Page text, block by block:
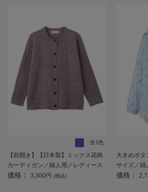
全1色
【前開き】【日本製】ミックス花柄
カーディガン／婦人用／レディース
／高齢者／シニア／名前記入欄付／
価格： 3,300円 (税込)
大きめボタ
サイズ／婦
／洗い替え
価格：